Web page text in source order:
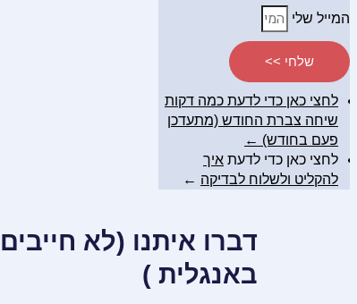
המייל שלי
שלחי >>
לחצי כאן כדי לדעת כמה דקות
שיחה צברת החודש (מתעדכן
פעם בחודש) ←
לחצי כאן כדי לדעת איך
להקליט ולשלוח לבדיקה ←
דברו איתנו (לא חייבים
באנגלית )